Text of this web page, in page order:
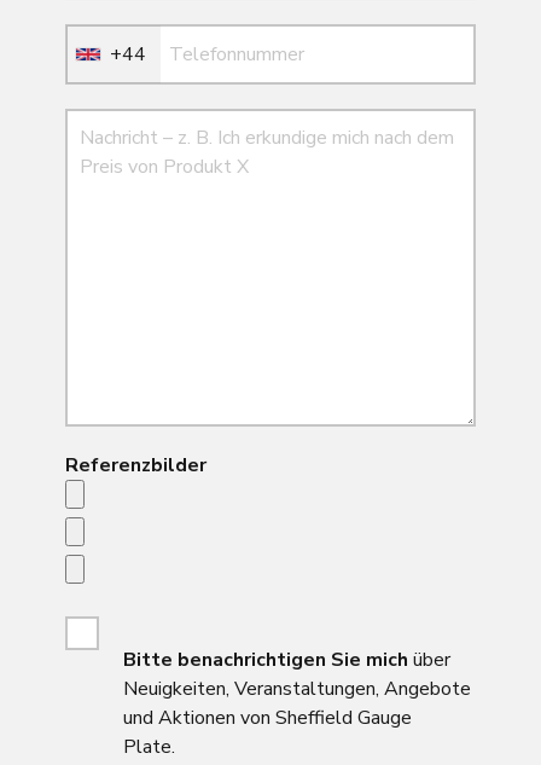
+44
Referenzbilder
Bitte benachrichtigen Sie mich über
Neuigkeiten, Veranstaltungen, Angebote
und Aktionen von Sheffield Gauge
Plate.